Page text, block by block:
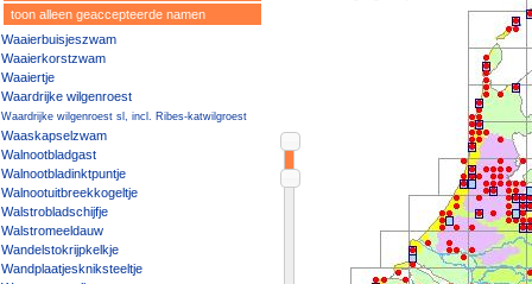
toon alleen geaccepteerde namen
Waaierbuisjeszwam
Waaierkorstzwam
Waaiertje
Waardrijke wilgenroest
Waardrijke wilgenroest sl, incl. Ribes-katwilgroest
Waaskapselzwam
Walnootbladgast
Walnootbladinktpuntje
Walnootuitbreekkogeltje
Walstrobladschijfje
Walstromeeldauw
Wandelstokrijpkelkje
Wandplaatjeskniksteeltje